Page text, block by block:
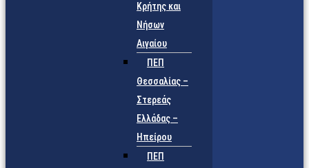
Κρήτης και
Νήσων
Αιγαίου
ΠΕΠ
Θεσσαλίας –
Στερεάς
Ελλάδας –
Ηπείρου
ΠΕΠ